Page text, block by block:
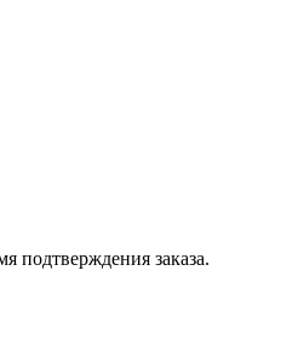
подтверждения заказа.